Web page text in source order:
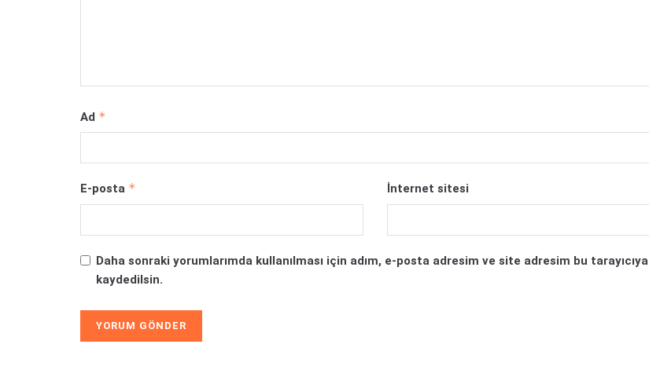
Ad *
E-posta * İnternet sitesi
Daha sonraki yorumlarımda kullanılması için adım, e-posta adresim ve site adresim bu tarayıcıya
kaydedilsin.